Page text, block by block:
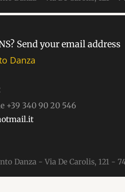
Send your email address
Danza
+39 340 90 20 546
Danza - Via De Carolis, 121 -